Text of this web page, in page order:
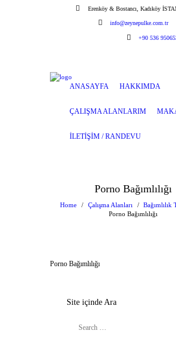
Erenköy & Bostancı, Kadıköy
info@zeynepulke.com.tr
+90 536
ANASAYFA HAKKIMDA
ÇALIŞMA ALANLARIM
İLETIŞIM / RANDEVU
Porno Bağımlılığı
Home Çalışma Alanları
Bağımlılık
Porno Bağımlılığı
Porno Bağımlılığı
Site içinde Ara